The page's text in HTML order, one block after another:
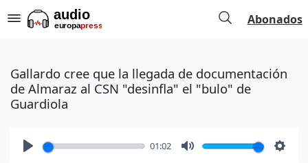
Abonados
Gallardo cree que la llegada de documentación
de Almaraz al CSN "desinfla" el "bulo" de
Guardiola
01:02